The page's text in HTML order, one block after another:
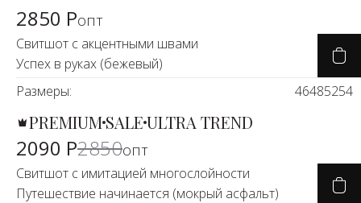
2850 Ропт
Свитшот с акцентными швами
Успех в руках (бежевый)
Размеры:
46485254
-26%
PREMIUMSALEULTRA TREND
2090 Р2850опт
Свитшот с имитацией многослойности
Путешествие начинается (мокрый асфальт)